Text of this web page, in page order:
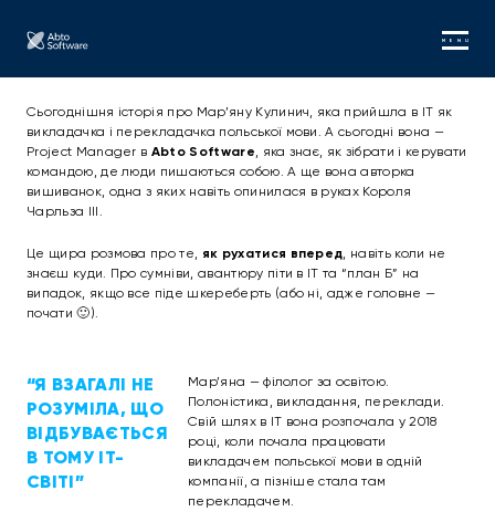
MENU
Сьогоднішня історія про Мар’яну Кулинич, яка прийшла в IT як
викладачка і перекладачка польської мови. А сьогодні вона —
Project Manager в Abto Software, яка знає, як зібрати і керувати
командою, де люди пишаються собою. А ще вона авторка
вишиванок, одна з яких навіть опинилася в руках Короля
Чарльза III.
Це щира розмова про те, як рухатися вперед, навіть коли не
знаєш куди. Про сумніви, авантюру піти в IT та “план Б” на
випадок, якщо все піде шкереберть (або ні, адже головне —
почати 🙂).
“Я ВЗАГАЛІ НЕ
РОЗУМІЛА, ЩО
ВІДБУВАЄТЬСЯ
В ТОМУ IT-
СВІТІ”
Мар’яна — філолог за освітою.
Полоністика, викладання, переклади.
Свій шлях в IT вона розпочала у 2018
році, коли почала працювати
викладачем польської мови в одній
компанії, а пізніше стала там
перекладачем.